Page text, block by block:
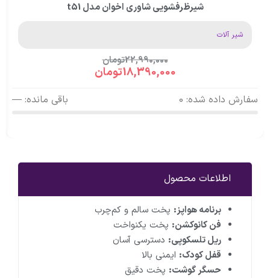
شیرظرفشویی شاوری اخوان مدل t51
شیر آلات
22,990,000تومان
18,390,000تومان
سفارش داده شده: 0 باقی مانده: —
اطلاعات محصول
برنامه هواپز: پخت سالم و کم‌چرب
فن کانوکشن: پخت یکنواخت
ریل تلسکوپی: دسترسی آسان
قفل کودک: ایمنی بالا
حسگر گوشت: پخت دقیق